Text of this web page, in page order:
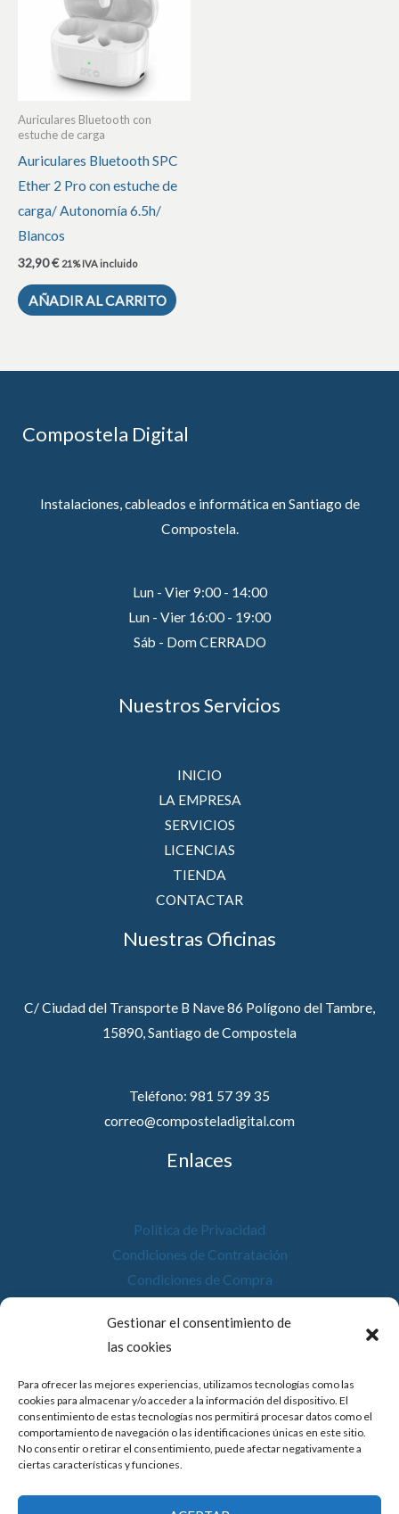
Gestionar el consentimiento de
las cookies
Para ofrecer las mejores experiencias, utilizamos tecnologías como las
cookies para almacenar y/o acceder a la información del dispositivo. El
consentimiento de estas tecnologías nos permitirá procesar datos como el
comportamiento de navegación o las identificaciones únicas en este sitio.
No consentir o retirar el consentimiento, puede afectar negativamente a
ciertas características y funciones.
Auriculares Bluetooth con
estuche de carga
Auriculares Bluetooth SPC
Ether 2 Pro con estuche de
carga/ Autonomía 6.5h/
Blancos
32,90€ 21% IVA incluido
AÑADIR AL CARRITO
Compostela Digital
Instalaciones, cableados e informática en Santiago de
Compostela.
Lun - Vier 9:00 - 14:00
Lun - Vier 16:00 - 19:00
Sáb - Dom CERRADO
Nuestros Servicios
INICIO
LA EMPRESA
SERVICIOS
LICENCIAS
TIENDA
CONTACTAR
Nuestras Oficinas
C/ Ciudad del Transporte B Nave 86 Polígono del Tambre,
15890, Santiago de Compostela
Teléfono: 981 57 39 35
correo@composteladigital.com
Enlaces
Política de Privacidad
Condiciones de Contratación
Condiciones de Compra
Política de Cookies
Accesibilidad
© 2026 Compostela Digital
Financiado por la Unión Europea con el programa de Kit